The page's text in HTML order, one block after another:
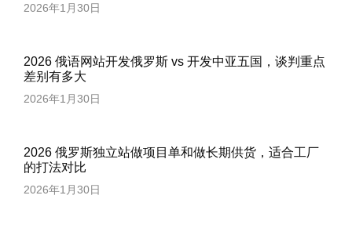
2026年1月30日
2026 俄语网站开发俄罗斯 vs 开发中亚五国，谈判重点
差别有多大
2026年1月30日
2026 俄罗斯独立站做项目单和做长期供货，适合工厂
的打法对比
2026年1月30日